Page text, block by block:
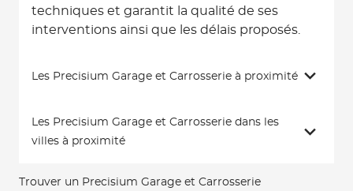
techniques et garantit la qualité de ses
interventions ainsi que les délais proposés.
Les Precisium Garage et Carrosserie à proximité
Les Precisium Garage et Carrosserie dans les
villes à proximité
Trouver un Precisium Garage et Carrosserie